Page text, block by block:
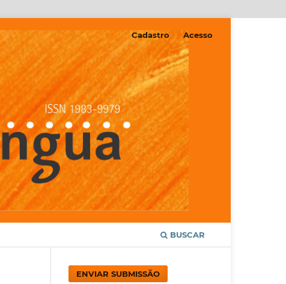
BUSCAR
Cadastro Acesso
ENVIAR SUBMISSÃO